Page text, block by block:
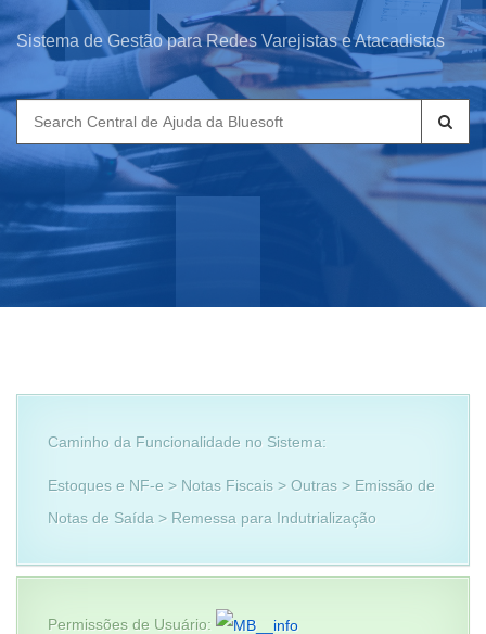
Sistema de Gestão para Redes Varejistas e Atacadistas
Search
for:
Caminho da Funcionalidade no Sistema:
Estoques e NF-e > Notas Fiscais > Outras > Emissão de
Notas de Saída > Remessa para Indutrialização
Permissões de Usuário: